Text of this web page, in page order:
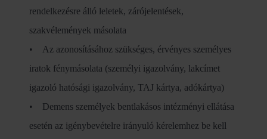
rendelkezésre álló leletek, zárójelentések,
szakvélemények másolata
• Az azonosításához szükséges, érvényes személyes
iratok fénymásolata (személyi igazolvány, lakcímet
igazoló hatósági igazolvány, TAJ kártya, adókártya)
• Demens személyek bentlakásos intézményi ellátása
esetén az igénybevételre irányuló kérelemhez be kell